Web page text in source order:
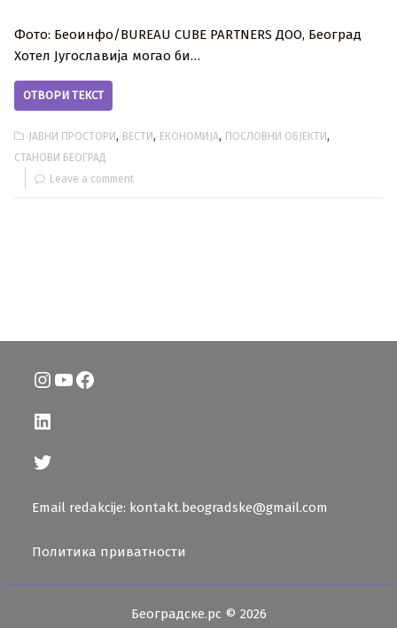
Фото: Беоинфо/BUREAU CUBE PARTNERS ДОО, Београд
Хотел Југославија могао би…
ОТВОРИ ТЕКСТ
ЈАВНИ ПРОСТОРИ, ВЕСТИ, ЕКОНОМИЈА, ПОСЛОВНИ ОБЈЕКТИ,
СТАНОВИ БЕОГРАД
Leave a comment
Instagram
YouTube
Facebook
LinkedIn
Twitter
Email redakcije: kontakt.beogradske@gmail.com
Политика приватности
Београдске.рс © 2026